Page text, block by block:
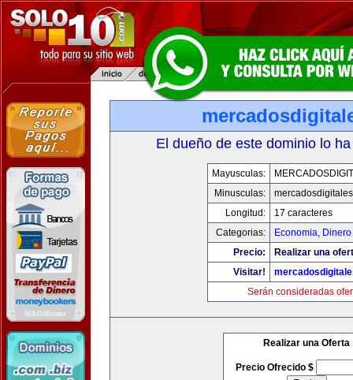
El dueño de este dominio lo
Mayusculas:
Minusculas:
Longitud:
17 caracteres
Categorias:
Economia,
Precio:
Realizar una
Visitar!
Serán consideradas
Realizar una Oferta
Precio Ofrecido $